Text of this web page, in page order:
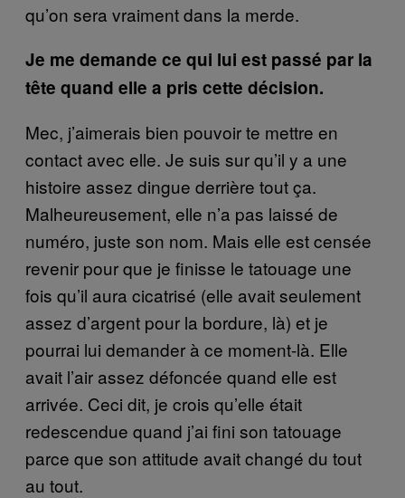
qu’on sera vraiment dans la merde.
Je me demande ce qui lui est passé par la
tête quand elle a pris cette décision.
Mec, j’aimerais bien pouvoir te mettre en
contact avec elle. Je suis sur qu’il y a une
histoire assez dingue derrière tout ça.
Malheureusement, elle n’a pas laissé de
numéro, juste son nom. Mais elle est censée
revenir pour que je finisse le tatouage une
fois qu’il aura cicatrisé (elle avait seulement
assez d’argent pour la bordure, là) et je
pourrai lui demander à ce moment-là. Elle
avait l’air assez défoncée quand elle est
arrivée. Ceci dit, je crois qu’elle était
redescendue quand j’ai fini son tatouage
parce que son attitude avait changé du tout
au tout.